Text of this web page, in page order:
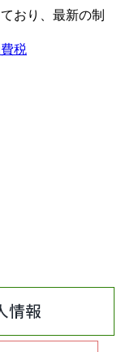
おり、最新の制
税